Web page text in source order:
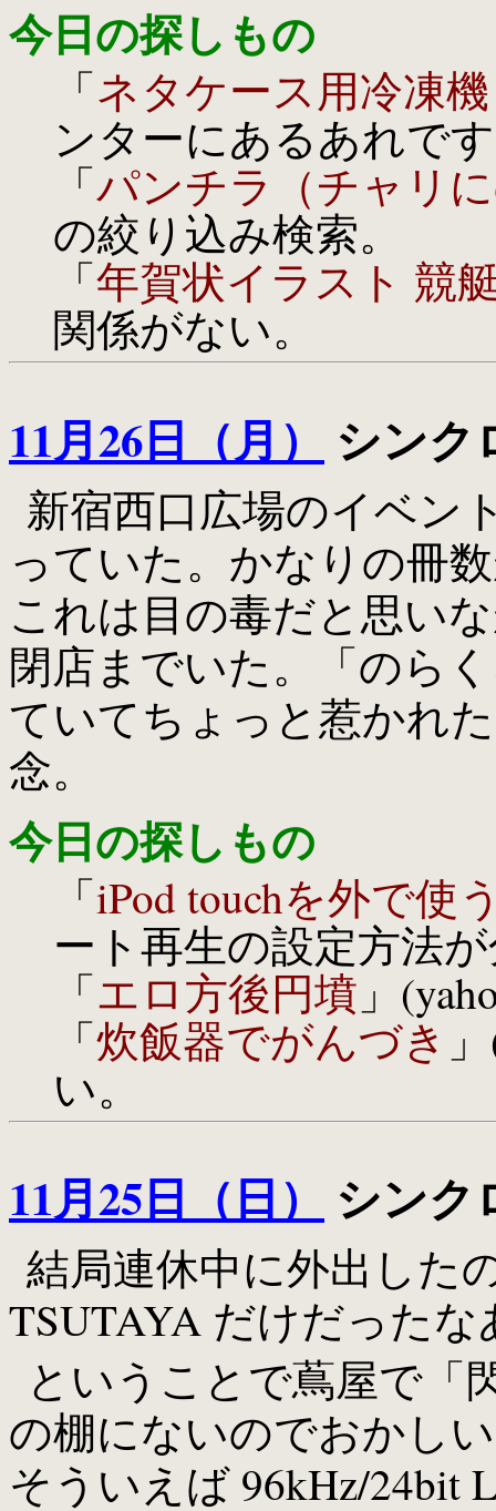
今日の探しもの
「ネタケース用冷凍
ンターにあるあれで
「パンチラ（チャリ
の絞り込み検索。
「年賀状イラスト 競
関係がない。
11月26日（月） シンク
新宿西口広場のイベン
っていた。かなりの冊
これは目の毒だと思い
閉店までいた。「のら
ていてちょっと惹かれ
念。
今日の探しもの
「iPod touchを外で使
ート再生の設定方法
「エロ方後円墳 」
「炊飯器でがんづき
い。
11月25日（日） シンク
結局連休中に外出した
TSUTAYA だけだったな
ということで蔦屋で「
の棚にないのでおかし
そういえば 96kHz/24bit